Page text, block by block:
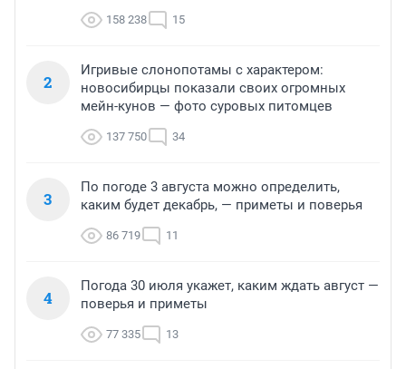
158 238 15
2
Игривые слонопотамы с характером:
новосибирцы показали своих огромных
мейн-кунов — фото суровых питомцев
137 750 34
3
По погоде 3 августа можно определить,
каким будет декабрь, — приметы и поверья
86 719 11
4
Погода 30 июля укажет, каким ждать август —
поверья и приметы
77 335 13